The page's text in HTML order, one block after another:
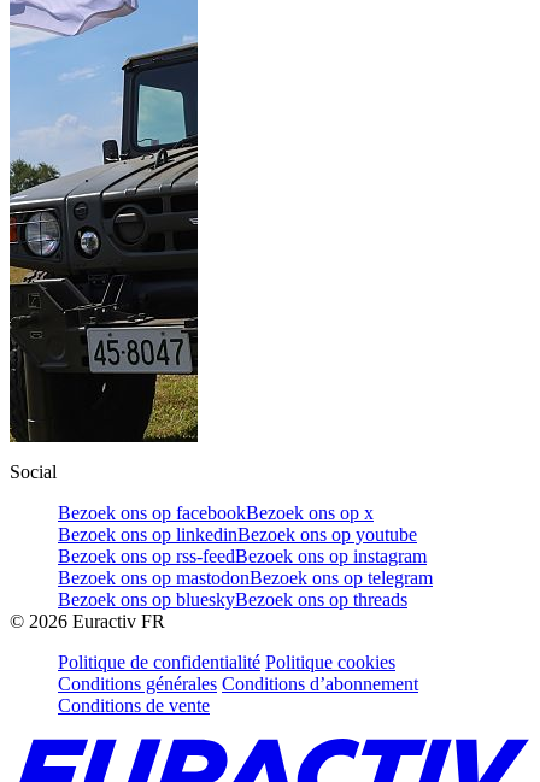
Social
Bezoek ons op facebookBezoek ons op x
Bezoek ons op linkedinBezoek ons op youtube
Bezoek ons op rss-feedBezoek ons op instagram
Bezoek ons op mastodonBezoek ons op telegram
Bezoek ons op blueskyBezoek ons op threads
© 2026 Euractiv FR
Politique de confidentialité Politique cookies
Conditions générales Conditions d’abonnement
Conditions de vente